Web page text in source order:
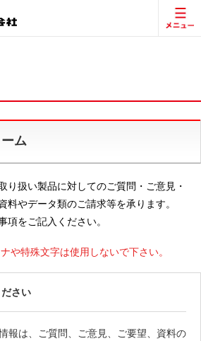
ム
り扱い製品に対してのご質問・ご意見・
料やデータ類のご請求等を承ります。
項をご記入ください。
や特殊文字は使用しないで下さい。
さい
報は、ご質問、ご意見、ご要望、資料の